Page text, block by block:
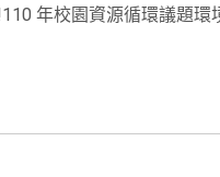
年校園資源循環議題環